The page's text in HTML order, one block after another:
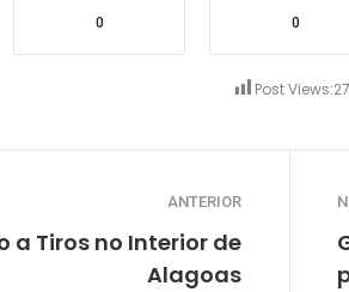
Post Views:
0 0
ANTERIOR
a Tiros no Interior de
Alagoas